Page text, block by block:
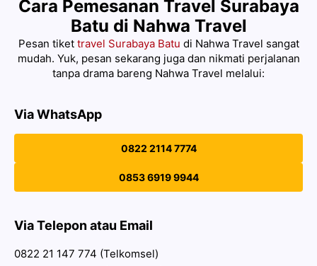
Cara Pemesanan Travel Surabaya
Batu di Nahwa Travel
Pesan tiket travel Surabaya Batu di Nahwa Travel sangat
mudah. Yuk, pesan sekarang juga dan nikmati perjalanan
tanpa drama bareng Nahwa Travel melalui:
Via WhatsApp
0822 2114 7774
0853 6919 9944
Via Telepon atau Email
0822 21 147 774 (Telkomsel)